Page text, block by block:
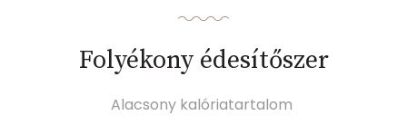
Folyékony édesítőszer
Alacsony kalóriatartalom